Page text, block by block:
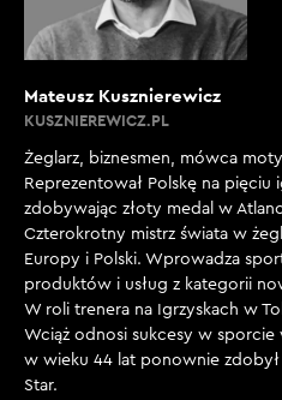
Mateusz Kusznierewicz
KUSZNIEREWICZ.PL
Żeglarz, biznesmen, mówca
Reprezentował Polskę na pięciu
zdobywając złoty medal w
Czterokrotny mistrz świata w
Europy i Polski. Wprowadza
produktów i usług z kategorii
W roli trenera na Igrzyskach w
Wciąż odnosi sukcesy w sporcie
w wieku 44 lat ponownie zdobył
Star.